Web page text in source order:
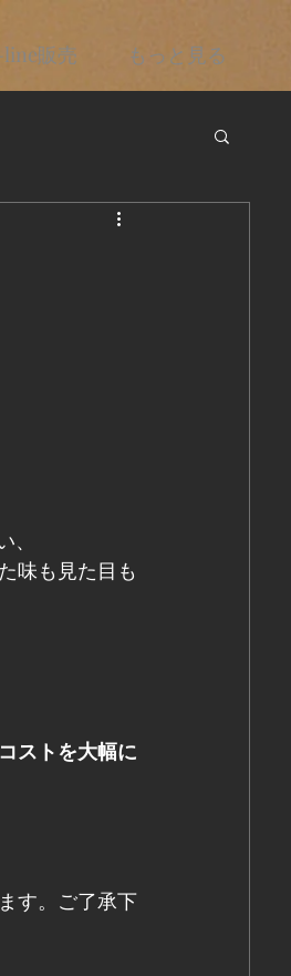
販売 もっと見る
、
味も見た目も
ストを大幅に
す。ご了承下